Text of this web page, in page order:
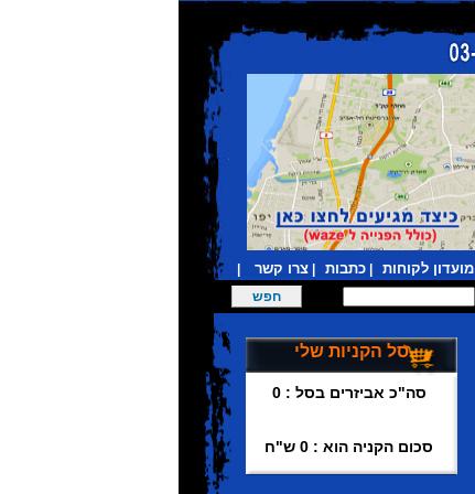
מועדון לקוחות כתבות צרו קשר
סל הקניות שלי
סה"כ אביזרים בסל : 0
סכום הקניה הוא : 0 ש"ח